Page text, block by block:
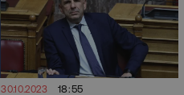
30.10.2023 18:55